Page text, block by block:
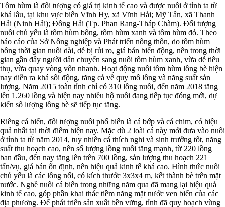
Tôm hùm là đối tượng có giá trị kinh tế cao và được nuôi ở tỉnh ta từ
khá lâu, tại khu vực biển Vĩnh Hy, xã Vĩnh Hải; Mỹ Tân, xã Thanh
Hải (Ninh Hải); Đông Hải (Tp. Phan Rang-Tháp Chàm). Đối tượng
nuôi chủ yếu là tôm hùm bông, tôm hùm xanh và tôm hùm đỏ. Theo
báo cáo của Sở Nông nghiệp và Phát triển nông thôn, do tôm hùm
bông thời gian nuôi dài, dễ bị rủi ro, giá bán biến động, nên trong thời
gian gần đây người dân chuyển sang nuôi tôm hùm xanh, vừa dễ tiêu
thụ, vừa quay vòng vốn nhanh. Hoạt động nuôi tôm hùm lồng bè hiện
nay diễn ra khá sôi động, tăng cả về quy mô lồng và năng suất sản
lượng. Năm 2015 toàn tỉnh chỉ có 310 lồng nuôi, đến năm 2018 tăng
lên 1.260 lồng và hiện nay nhiều hộ nuôi đang tiếp tục đóng mới, dự
kiến số lượng lồng bè sẽ tiếp tục tăng.
Riêng cá biển, đối tượng nuôi phổ biến là cá bớp và cá chim, có hiệu
quả nhất tại thời điểm hiện nay. Mặc dù 2 loài cá này mới đưa vào nuôi
ở tỉnh ta từ năm 2014, tuy nhiên cá thích nghi và sinh trưởng tốt, năng
suất thu hoạch cao, nên số lượng lồng nuôi tăng mạnh, từ 220 lồng
ban đầu, đến nay tăng lên trên 700 lồng, sản lượng thu hoạch 221
tấn/vụ, giá bán ổn định, nên hiệu quả kinh tế khá cao. Hình thức nuôi
chủ yếu là các lồng nổi, có kích thước 3x3x4 m, kết thành bè trên mặt
nước. Nghề nuôi cá biển trong những năm qua đã mang lại hiệu quả
kinh tế cao, góp phần khai thác tiềm năng mặt nước ven biển của các
địa phương. Để phát triển sản xuất bền vững, tỉnh đã quy hoạch vùng